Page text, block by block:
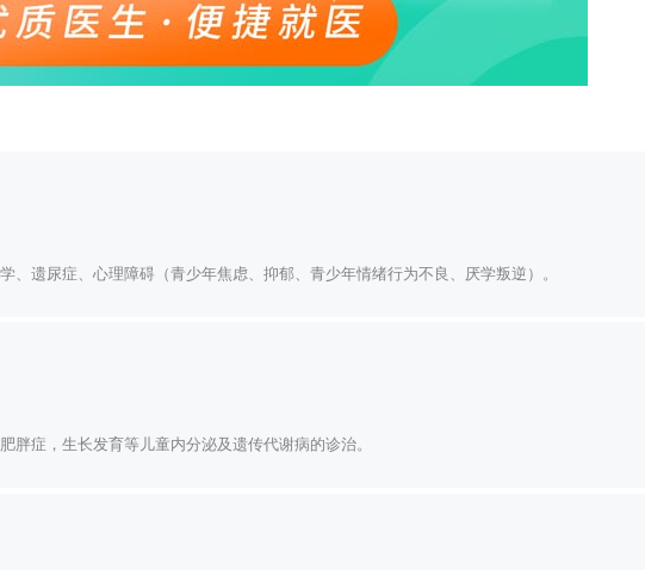
遗尿症、心理障碍（青少年焦虑、抑郁、青少年情绪行为不良、厌学叛逆）。
症，生长发育等儿童内分泌及遗传代谢病的诊治。